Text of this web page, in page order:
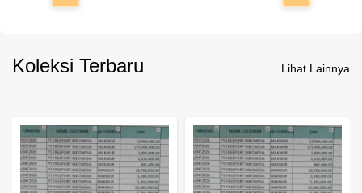
Koleksi Terbaru Lihat Lainnya